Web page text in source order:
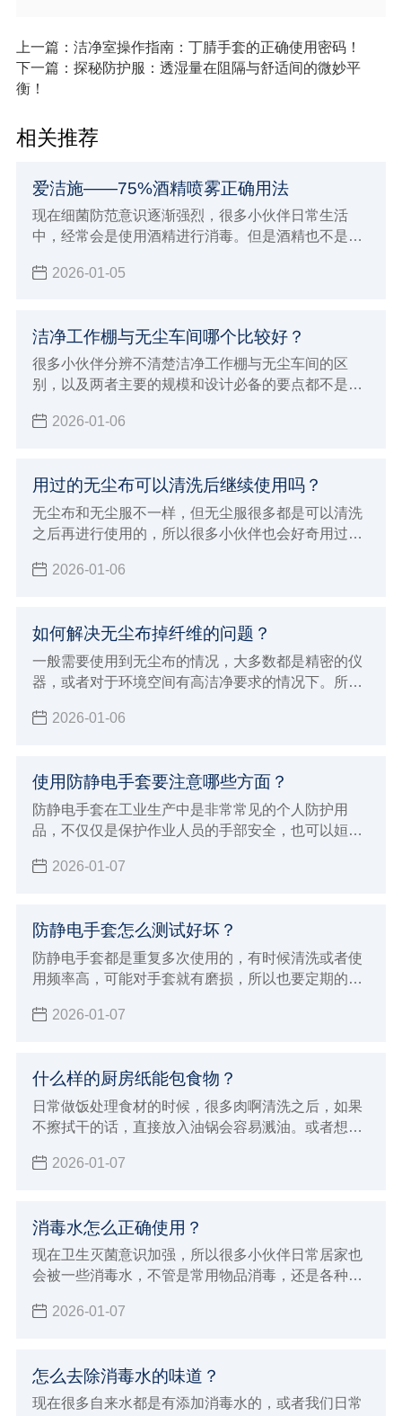
上一篇：洁净室操作指南：丁腈手套的正确使用密码！
下一篇：探秘防护服：透湿量在阻隔与舒适间的微妙平
衡！
相关推荐
爱洁施——75%酒精喷雾正确用法
现在细菌防范意识逐渐强烈，很多小伙伴日常生活
中，经常会是使用酒精进行消毒。但是酒精也不是随
喷雾正确用，了解正确的使用领域，也可以对照一下
2026-01-05
洁净工作棚与无尘车间哪个比较好？
很多小伙伴分辨不清楚洁净工作棚与无尘车间的区
别，以及两者主要的规模和设计必备的要点都不是很
的应用领域是不一样的，所以本次小辉来做详细的介
2026-01-06
用过的无尘布可以清洗后继续使用吗？
无尘布和无尘服不一样，但无尘服很多都是可以清洗
之后再进行使用的，所以很多小伙伴也会好奇用过的
家一下，让大家对无尘布产品有个基本的认识和了
2026-01-06
如何解决无尘布掉纤维的问题？
一般需要使用到无尘布的情况，大多数都是精密的仪
器，或者对于环境空间有高洁净要求的情况下。所以
何解决无尘布掉纤维的问题？要想解决无尘布掉纤维
题。
2026-01-06
使用防静电手套要注意哪些方面？
防静电手套在工业生产中是非常常见的个人防护用
品，不仅仅是保护作业人员的手部安全，也可以姮好
程中也有一些事项，下面小辉就来学习的给大家介绍
2026-01-07
防静电手套怎么测试好坏？
防静电手套都是重复多次使用的，有时候清洗或者使
用频率高，可能对手套就有磨损，所以也要定期的进
好坏呢？小辉来分享一些简单的方法，以及测试标
2026-01-07
什么样的厨房纸能包食物？
日常做饭处理食材的时候，很多肉啊清洗之后，如果
不擦拭干的话，直接放入油锅会容易溅油。或者想要
那么就需要擦拭干净，但是什么样的厨房纸能包食物
2026-01-07
消毒水怎么正确使用？
现在卫生灭菌意识加强，所以很多小伙伴日常居家也
会被一些消毒水，不管是常用物品消毒，还是各种下
有危害的，下面小辉就来给大家讲讲消毒水怎么正确
2026-01-07
怎么去除消毒水的味道？
现在很多自来水都是有添加消毒水的，或者我们日常